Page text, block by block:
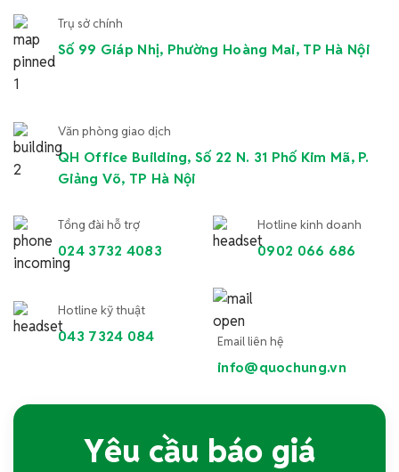
Trụ sở chính
Số 99 Giáp Nhị, Phường Hoàng Mai, TP Hà Nội
Văn phòng giao dịch
QH Office Building, Số 22 N. 31 Phố Kim Mã, P.
Giảng Võ, TP Hà Nội
Tổng đài hỗ trợ
024 3732 4083
Hotline kỹ thuật
043 7324 084
Hotline kinh doanh
0902 066 686
Email liên hệ
info@quochung.vn
Yêu cầu báo giá